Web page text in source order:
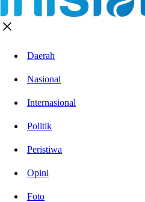
Daerah
Nasional
Internasional
Politik
Peristiwa
Opini
Foto